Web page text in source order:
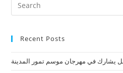
Recent Posts
يشارك في مهرجان موسم تمور المدينة